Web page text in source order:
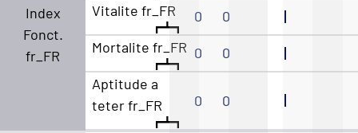
Index
Fonct.
fr_FR
Vitalite fr_FR 0
0
Mortalite fr_FR 0
0
Aptitude a
teter fr_FR
0 0